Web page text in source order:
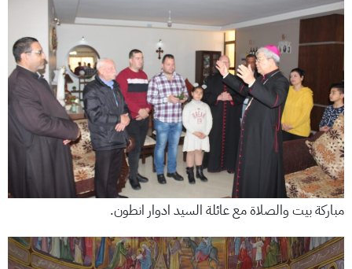
مباركة بيت والصلاة مع عائلة السيد ادوار انطون.